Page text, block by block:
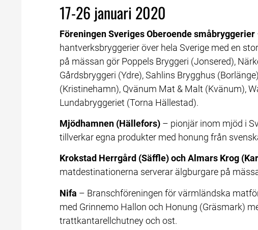
17-26 januari 2020
Föreningen Sveriges Oberoende småbryggerier
hantverksbryggerier över hela Sverige med en
på mässan gör Poppels Bryggeri (Jonsered),
Gårdsbryggeri (Ydre), Sahlins Brygghus
(Kristinehamn), Qvänum Mat & Malt (Kvänum),
Lundabryggeriet (Torna Hällestad).
Mjödhamnen (Hällefors) – pionjär inom mjöd i
tillverkar egna produkter med honung från
Krokstad Herrgård (Säffle) och Almars Krog
matdestinationerna serverar älgburgare på
Nifa – Branschföreningen för värmländska
med Grinnemo Hallon och Honung (Gräsmark)
trattkantarellchutney och ost.